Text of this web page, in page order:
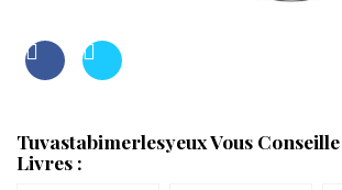
Tuvastabimerlesyeux Vous Conseille
Livres :